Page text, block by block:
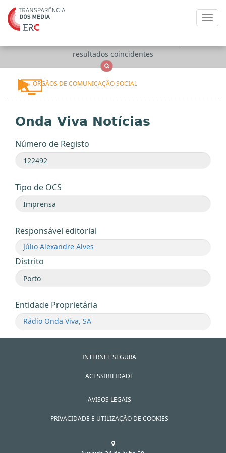
resultados coincidentes
ÓRGÃOS DE COMUNICAÇÃO SOCIAL
Onda Viva Notícias
Número de Registo
Tipo de OCS
Responsável editorial
Júlio Alexandre Alves
Distrito
Entidade Proprietária
Rádio Onda Viva, SA
INTERNET SEGURA
ACESSIBILIDADE
AVISOS LEGAIS
PRIVACIDADE E UTILIZAÇÃO DE COOKIES